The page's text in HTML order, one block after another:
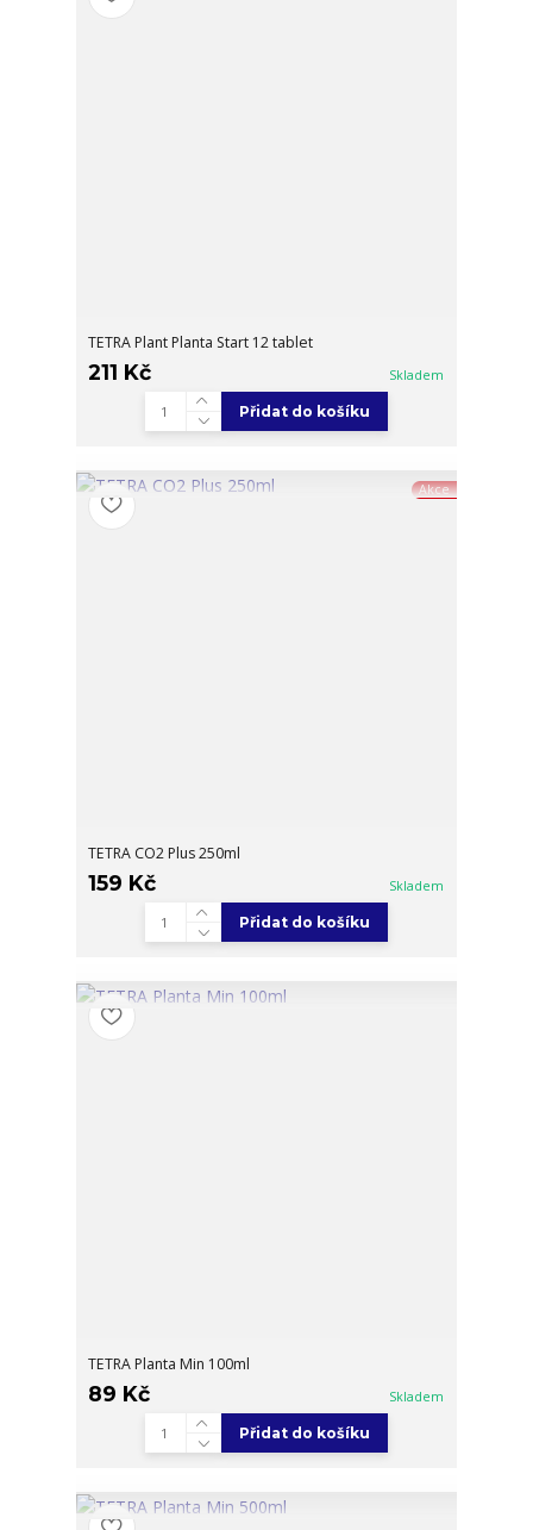
TETRA Plant Planta Start 12 tablet
211 Kč Skladem
Přidat do košíku
Akce
TETRA CO2 Plus 250ml
159 Kč Skladem
Přidat do košíku
TETRA Planta Min 100ml
89 Kč Skladem
Přidat do košíku